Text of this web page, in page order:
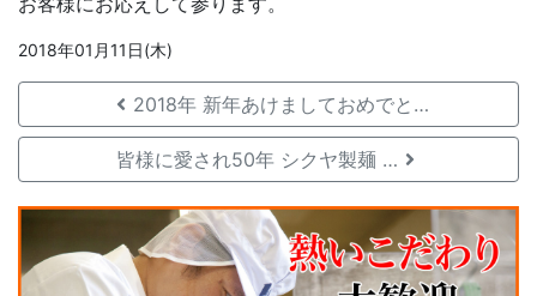
2018年01月11日(木)
2018年 新年あけましておめでと…
皆様に愛され50年 シクヤ製麺 …